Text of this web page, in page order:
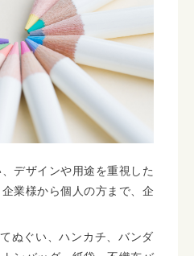
デザインや用途を重視した
業様から個人の方まで、企
ぬぐい、ハンカチ、バンダ